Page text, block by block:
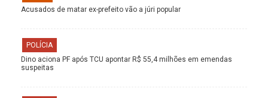
Acusados de matar ex-prefeito vão a júri popular
POLÍCIA
Dino aciona PF após TCU apontar R$ 55,4 milhões em emendas
suspeitas